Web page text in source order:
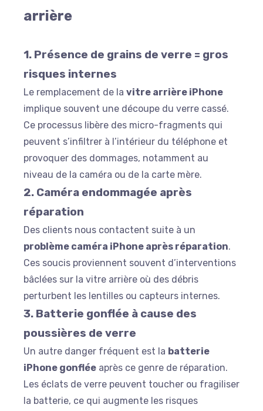
arrière
1. Présence de grains de verre = gros
risques internes
Le remplacement de la vitre arrière iPhone
implique souvent une découpe du verre cassé.
Ce processus libère des micro-fragments qui
peuvent s’infiltrer à l’intérieur du téléphone et
provoquer des dommages, notamment au
niveau de la caméra ou de la carte mère.
2. Caméra endommagée après
réparation
Des clients nous contactent suite à un
problème caméra iPhone après réparation.
Ces soucis proviennent souvent d’interventions
bâclées sur la vitre arrière où des débris
perturbent les lentilles ou capteurs internes.
3. Batterie gonflée à cause des
poussières de verre
Un autre danger fréquent est la batterie
iPhone gonflée après ce genre de réparation.
Les éclats de verre peuvent toucher ou fragiliser
la batterie, ce qui augmente les risques